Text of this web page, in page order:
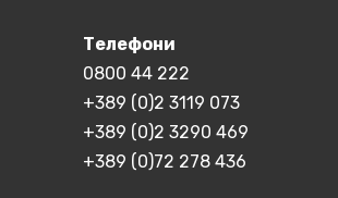
Телефони
0800 44 222
+389 (0)2 3119 073
+389 (0)2 3290 469
+389 (0)72 278 436